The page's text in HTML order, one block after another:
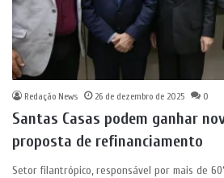
Redação News 26 de dezembro de 2025 0
Santas Casas podem ganhar
proposta de refinanciamento
Setor filantrópico, responsável por mais de